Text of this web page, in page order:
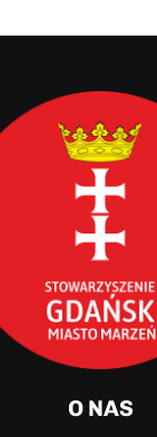
O NAS